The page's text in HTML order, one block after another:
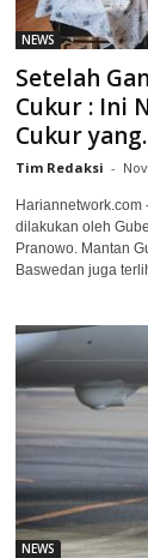
NEWS
Setelah
Cukur : Ini
Cukur
Tim Redaksi -
Hariannetwork.com
dilakukan oleh
Pranowo. Mantan
Baswedan juga
NEWS